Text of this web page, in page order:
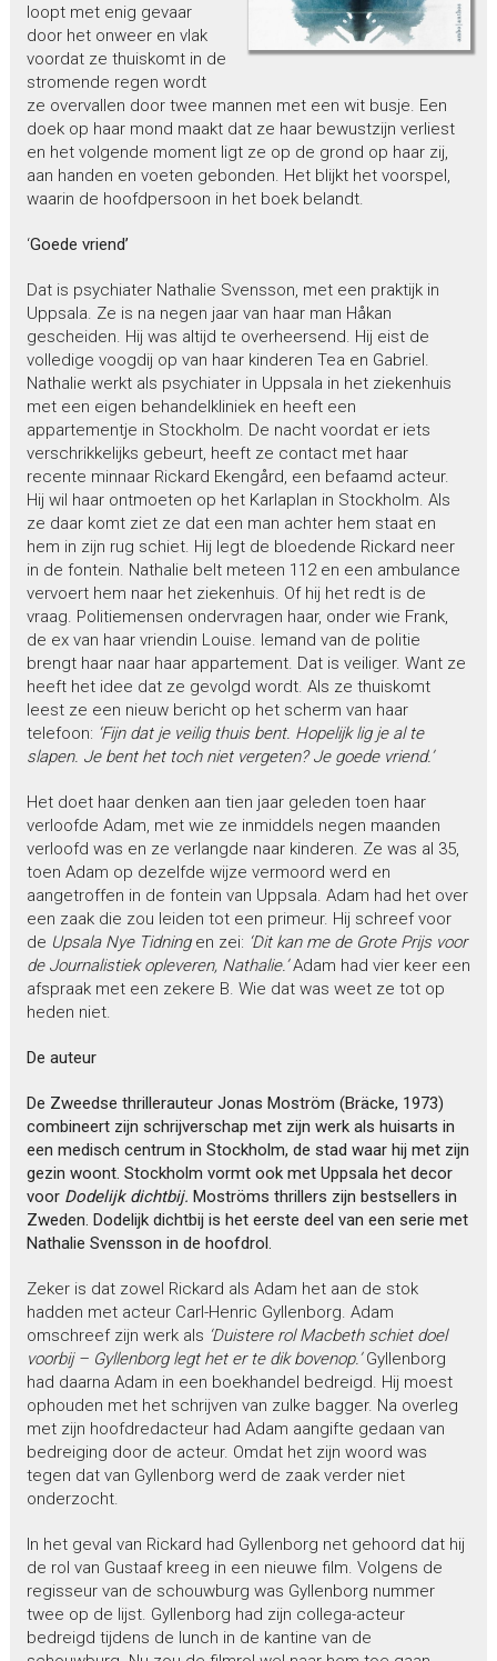
loopt met enig gevaar
door het onweer en vlak
voordat ze thuiskomt in de
stromende regen wordt
ze overvallen door twee mannen met een wit busje. Een
doek op haar mond maakt dat ze haar bewustzijn verliest
en het volgende moment ligt ze op de grond op haar zij,
aan handen en voeten gebonden. Het blijkt het voorspel,
waarin de hoofdpersoon in het boek belandt.
‘Goede vriend’
Dat is psychiater Nathalie Svensson, met een praktijk in
Uppsala. Ze is na negen jaar van haar man Håkan
gescheiden. Hij was altijd te overheersend. Hij eist de
volledige voogdij op van haar kinderen Tea en Gabriel.
Nathalie werkt als psychiater in Uppsala in het ziekenhuis
met een eigen behandelkliniek en heeft een
appartementje in Stockholm. De nacht voordat er iets
verschrikkelijks gebeurt, heeft ze contact met haar
recente minnaar Rickard Ekengård, een befaamd acteur.
Hij wil haar ontmoeten op het Karlaplan in Stockholm. Als
ze daar komt ziet ze dat een man achter hem staat en
hem in zijn rug schiet. Hij legt de bloedende Rickard neer
in de fontein. Nathalie belt meteen 112 en een ambulance
vervoert hem naar het ziekenhuis. Of hij het redt is de
vraag. Politiemensen ondervragen haar, onder wie Frank,
de ex van haar vriendin Louise. Iemand van de politie
brengt haar naar haar appartement. Dat is veiliger. Want ze
heeft het idee dat ze gevolgd wordt. Als ze thuiskomt
leest ze een nieuw bericht op het scherm van haar
telefoon: ‘Fijn dat je veilig thuis bent. Hopelijk lig je al te
slapen. Je bent het toch niet vergeten? Je goede vriend.’
Het doet haar denken aan tien jaar geleden toen haar
verloofde Adam, met wie ze inmiddels negen maanden
verloofd was en ze verlangde naar kinderen. Ze was al 35,
toen Adam op dezelfde wijze vermoord werd en
aangetroffen in de fontein van Uppsala. Adam had het over
een zaak die zou leiden tot een primeur. Hij schreef voor
de Upsala Nye Tidningen zei: ‘Dit kan me de Grote Prijs voor
de Journalistiek opleveren, Nathalie.’Adam had vier keer een
afspraak met een zekere B. Wie dat was weet ze tot op
heden niet.
De auteur
De Zweedse thrillerauteur Jonas Moström (Bräcke, 1973)
combineert zijn schrijverschap met zijn werk als huisarts in
een medisch centrum in Stockholm, de stad waar hij met zijn
gezin woont. Stockholm vormt ook met Uppsala het decor
voor Dodelijk dichtbij. Moströms thrillers zijn bestsellers in
Zweden. Dodelijk dichtbij is het eerste deel van een serie met
Nathalie Svensson in de hoofdrol.
Zeker is dat zowel Rickard als Adam het aan de stok
hadden met acteur Carl-Henric Gyllenborg. Adam
omschreef zijn werk als ‘Duistere rol Macbeth schiet doel
voorbij – Gyllenborg legt het er te dik bovenop.’Gyllenborg
had daarna Adam in een boekhandel bedreigd. Hij moest
ophouden met het schrijven van zulke bagger. Na overleg
met zijn hoofdredacteur had Adam aangifte gedaan van
bedreiging door de acteur. Omdat het zijn woord was
tegen dat van Gyllenborg werd de zaak verder niet
onderzocht.
In het geval van Rickard had Gyllenborg net gehoord dat hij
de rol van Gustaaf kreeg in een nieuwe film. Volgens de
regisseur van de schouwburg was Gyllenborg nummer
twee op de lijst. Gyllenborg had zijn collega-acteur
bedreigd tijdens de lunch in de kantine van de